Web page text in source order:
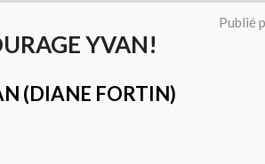
Publié
YVAN!
(DIANE FORTIN)